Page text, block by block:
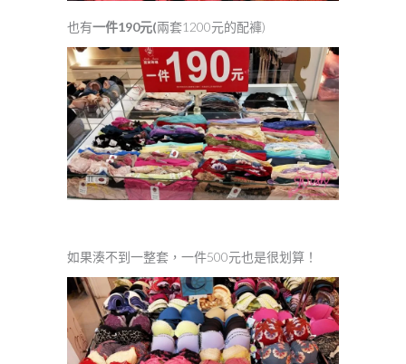
也有一件190元(兩套1200元的配褲)
如果湊不到一整套，一件500元也是很划算！